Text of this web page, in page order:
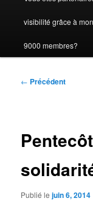
visibilité grâce à
9000 membres?
Navigation
← Précédent
Publié lejuin 6, 2014